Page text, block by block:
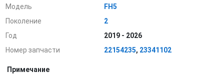
Модель
FH5
Поколение
2
Год
2019 - 2026
Номер запчасти
22154235, 23341102
Примечание